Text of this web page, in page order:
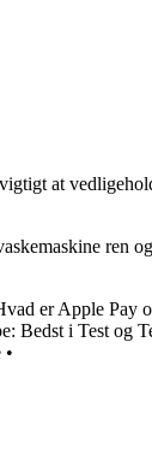
at
ren
er Apple Pay
Bedst i Test og
•